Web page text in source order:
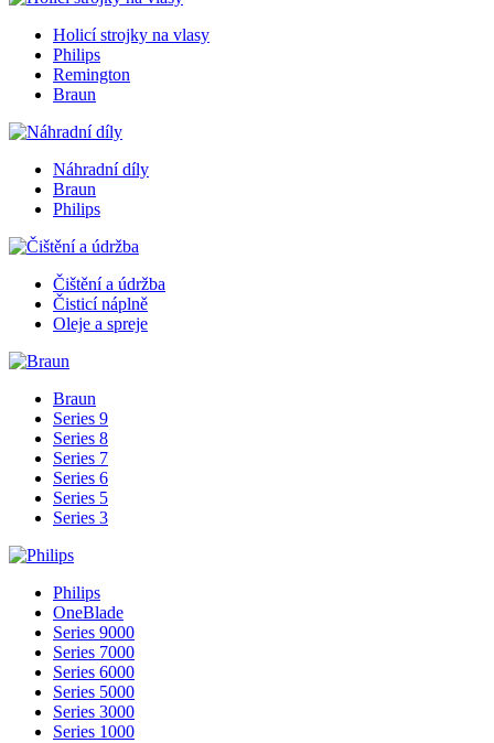
Holicí strojky na vlasy
Philips
Remington
Braun
Náhradní díly
Braun
Philips
Čištění a údržba
Čisticí náplně
Oleje a spreje
Braun
Series 9
Series 8
Series 7
Series 6
Series 5
Series 3
Philips
OneBlade
Series 9000
Series 7000
Series 6000
Series 5000
Series 3000
Series 1000